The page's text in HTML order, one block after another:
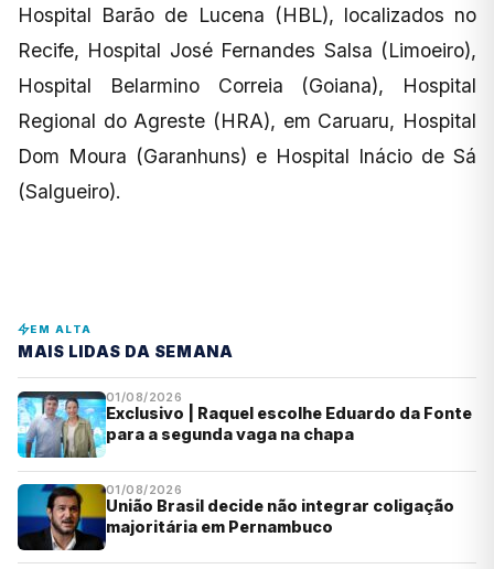
Hospital Barão de Lucena (HBL), localizados no
Recife, Hospital José Fernandes Salsa (Limoeiro),
Hospital Belarmino Correia (Goiana), Hospital
Regional do Agreste (HRA), em Caruaru, Hospital
Dom Moura (Garanhuns) e Hospital Inácio de Sá
(Salgueiro).
EM ALTA
MAIS LIDAS DA SEMANA
01/08/2026
Exclusivo | Raquel escolhe Eduardo da Fonte
para a segunda vaga na chapa
01/08/2026
União Brasil decide não integrar coligação
majoritária em Pernambuco